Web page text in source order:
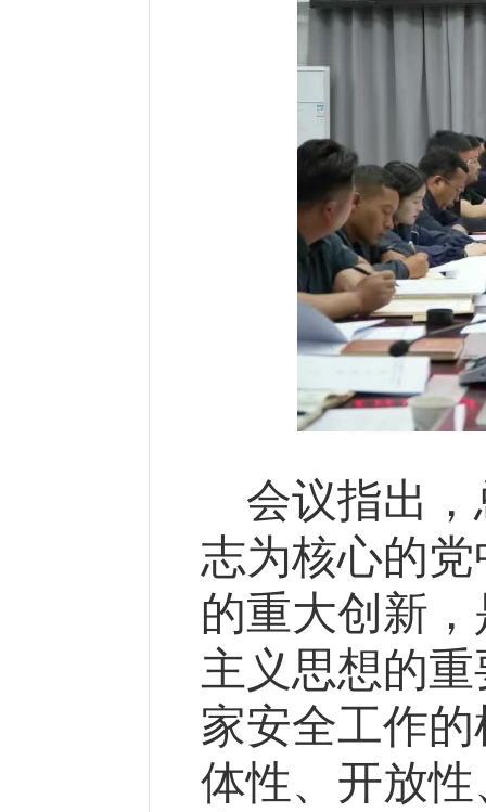
会议指出
志为核心的
的重大创新
主义思想的
家安全工作
体性、开放